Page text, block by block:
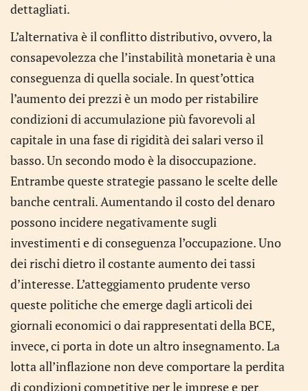
dettagliati.
L’alternativa è il conflitto distributivo, ovvero, la
consapevolezza che l’instabilità monetaria è una
conseguenza di quella sociale. In quest’ottica
l’aumento dei prezzi è un modo per ristabilire
condizioni di accumulazione più favorevoli al
capitale in una fase di rigidità dei salari verso il
basso. Un secondo modo è la disoccupazione.
Entrambe queste strategie passano le scelte delle
banche centrali. Aumentando il costo del denaro
possono incidere negativamente sugli
investimenti e di conseguenza l’occupazione. Uno
dei rischi dietro il costante aumento dei tassi
d’interesse. L’atteggiamento prudente verso
queste politiche che emerge dagli articoli dei
giornali economici o dai rappresentati della BCE,
invece, ci porta in dote un altro insegnamento. La
lotta all’inflazione non deve comportare la perdita
di condizioni competitive per le imprese e per